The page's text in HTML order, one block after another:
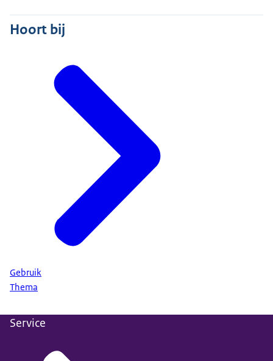
Hoort bij
Gebruik
Thema
Service